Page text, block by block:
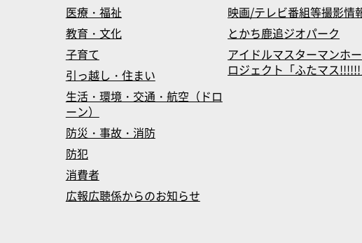
医療・福祉
教育・文化
子育て
引っ越し・住まい
生活・環境・交通・航空（ドロ
ーン）
防災・事故・消防
防犯
消費者
広報広聴係からのお知らせ
映画/テレビ番組等撮影情
とかち鹿追ジオパーク
アイドルマスターマンホ
ロジェクト「ふたマス!!!!!!